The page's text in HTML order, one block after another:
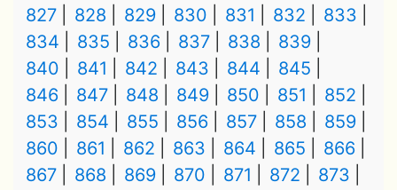
827
828 829 830 831 832
833
834
835 836 837 838
839
840
841 842 843 844
845
846
847 848 849 850 851
852
853
854 855 856 857 858
859
860
861 862 863 864 865
866
867
868 869 870 871 872
873